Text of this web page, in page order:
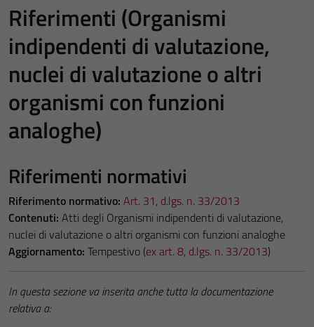
Riferimenti (Organismi
indipendenti di valutazione,
nuclei di valutazione o altri
organismi con funzioni
analoghe)
Riferimenti normativi
Riferimento normativo: Art. 31, d.lgs. n. 33/2013
Contenuti: Atti degli Organismi indipendenti di valutazione,
nuclei di valutazione o altri organismi con funzioni analoghe
Aggiornamento: Tempestivo (ex art. 8, d.lgs. n. 33/2013)
In questa sezione va inserita anche tutta la documentazione
relativa a: